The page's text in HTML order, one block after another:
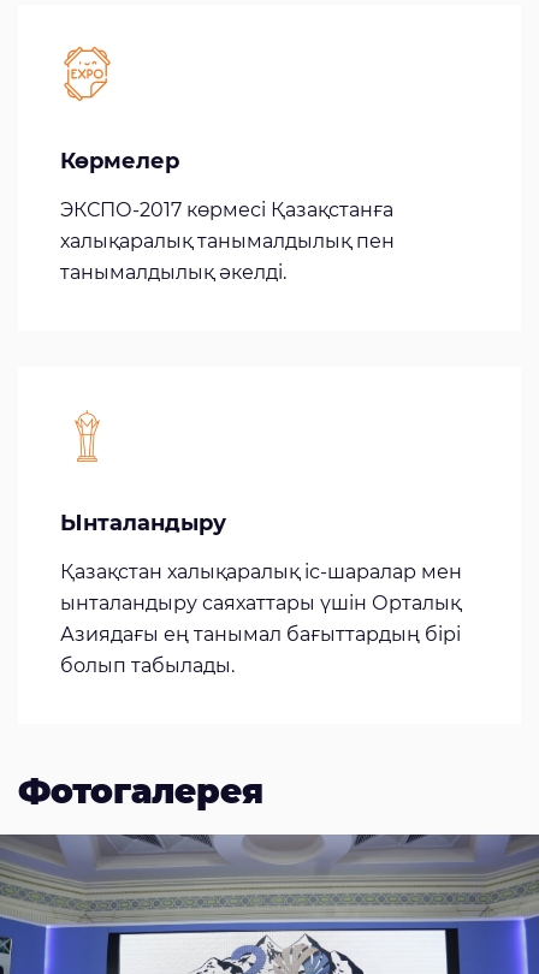
Көрмелер
ЭКСПО-2017 көрмесі Қазақстанға
халықаралық танымалдылық пен
танымалдылық әкелді.
Ынталандыру
Қазақстан халықаралық іс-шаралар мен
ынталандыру саяхаттары үшін Орталық
Азиядағы ең танымал бағыттардың бірі
болып табылады.
Фотогалерея